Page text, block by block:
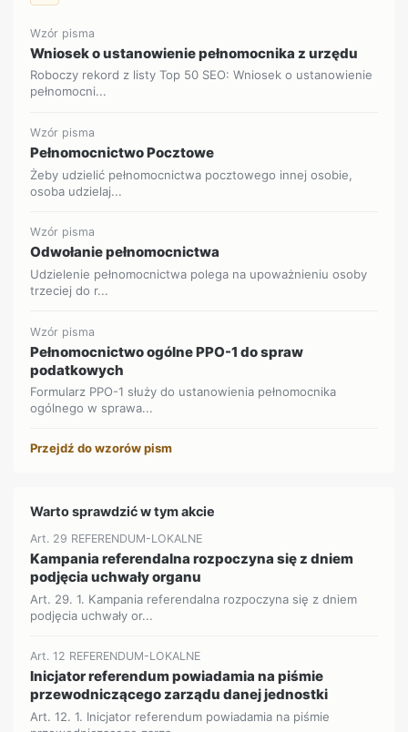
Wzór pisma
Wniosek o ustanowienie pełnomocnika z urzędu
Roboczy rekord z listy Top 50 SEO: Wniosek o ustanowienie
pełnomocni...
Wzór pisma
Pełnomocnictwo Pocztowe
Żeby udzielić pełnomocnictwa pocztowego innej osobie,
osoba udzielaj...
Wzór pisma
Odwołanie pełnomocnictwa
Udzielenie pełnomocnictwa polega na upoważnieniu osoby
trzeciej do r...
Wzór pisma
Pełnomocnictwo ogólne PPO-1 do spraw
podatkowych
Formularz PPO-1 służy do ustanowienia pełnomocnika
ogólnego w sprawa...
Przejdź do wzorów pism
Warto sprawdzić w tym akcie
Art. 29 REFERENDUM-LOKALNE
Kampania referendalna rozpoczyna się z dniem
podjęcia uchwały organu
Art. 29. 1. Kampania referendalna rozpoczyna się z dniem
podjęcia uchwały or...
Art. 12 REFERENDUM-LOKALNE
Inicjator referendum powiadamia na piśmie
przewodniczącego zarządu danej jednostki
Art. 12. 1. Inicjator referendum powiadamia na piśmie